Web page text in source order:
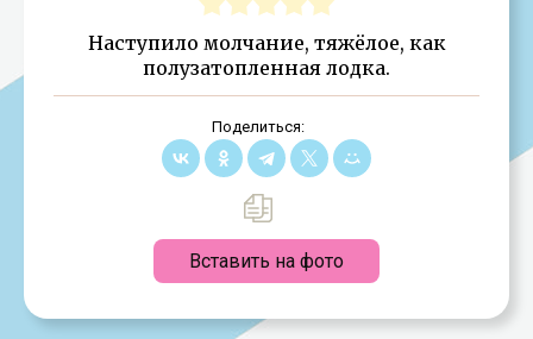
Наступило молчание, тяжёлое, как
полузатопленная лодка.
Поделиться:
Вставить на фото